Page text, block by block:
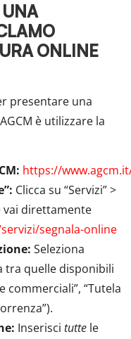
UNA
ONLINE
presentare una
è utilizzare la
https://
Clicca su “Servizi” >
vai direttamente
segnala-online
Seleziona
tra quelle disponibili
commerciali”, “Tutela
Inserisci tutte le